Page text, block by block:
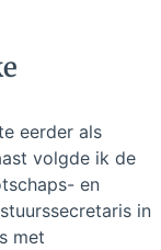
eerder als
volgde ik de
en
in
met